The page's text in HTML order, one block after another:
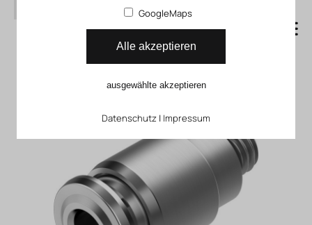
Suchen
Steckverschraubung
Edelstahl NPQR
GoogleMaps
Alle akzeptieren
ausgewählte akzeptieren
Datenschutz | Impressum